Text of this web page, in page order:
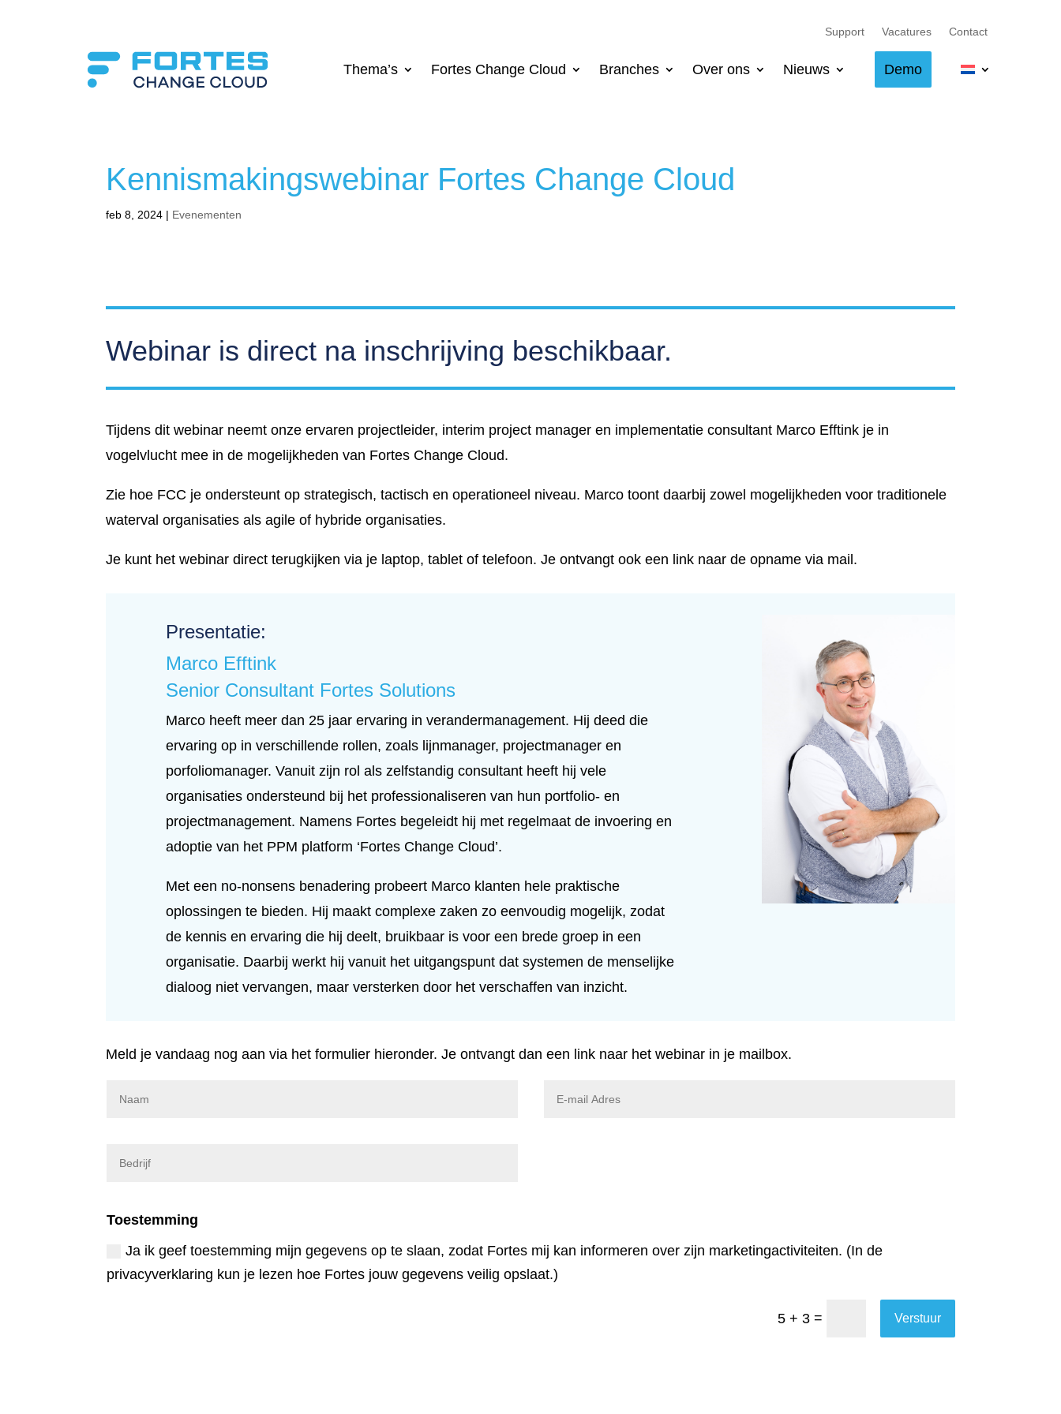
Support Vacatures Contact
Thema’s Fortes Change Cloud Branches Over ons Nieuws Demo
Kennismakingswebinar Fortes Change Cloud
feb 8, 2024 | Evenementen
Webinar is direct na inschrijving beschikbaar.
Tijdens dit webinar neemt onze ervaren projectleider, interim project manager en implementatie consultant Marco Efftink je in
vogelvlucht mee in de mogelijkheden van Fortes Change Cloud.
Zie hoe FCC je ondersteunt op strategisch, tactisch en operationeel niveau. Marco toont daarbij zowel mogelijkheden voor traditionele
waterval organisaties als agile of hybride organisaties.
Je kunt het webinar direct terugkijken via je laptop, tablet of telefoon. Je ontvangt ook een link naar de opname via mail.
Presentatie:
Marco Efftink
Senior Consultant Fortes Solutions
Marco heeft meer dan 25 jaar ervaring in verandermanagement. Hij deed die
ervaring op in verschillende rollen, zoals lijnmanager, projectmanager en
porfoliomanager. Vanuit zijn rol als zelfstandig consultant heeft hij vele
organisaties ondersteund bij het professionaliseren van hun portfolio- en
projectmanagement. Namens Fortes begeleidt hij met regelmaat de invoering en
adoptie van het PPM platform ‘Fortes Change Cloud’.
Met een no-nonsens benadering probeert Marco klanten hele praktische
oplossingen te bieden. Hij maakt complexe zaken zo eenvoudig mogelijk, zodat
de kennis en ervaring die hij deelt, bruikbaar is voor een brede groep in een
organisatie. Daarbij werkt hij vanuit het uitgangspunt dat systemen de menselijke
dialoog niet vervangen, maar versterken door het verschaffen van inzicht.
Meld je vandaag nog aan via het formulier hieronder. Je ontvangt dan een link naar het webinar in je mailbox.
Toestemming
Ja ik geef toestemming mijn gegevens op te slaan, zodat Fortes mij kan informeren over zijn marketingactiviteiten. (In de
privacyverklaring kun je lezen hoe Fortes jouw gegevens veilig opslaat.)
5 + 3= Verstuur